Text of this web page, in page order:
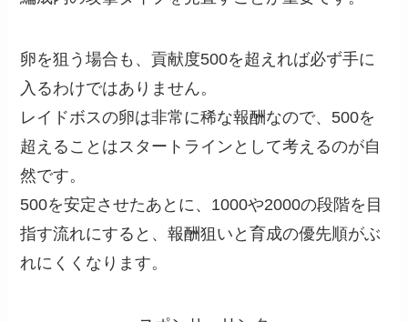
卵を狙う場合も、貢献度500を超えれば必ず手に
入るわけではありません。
レイドボスの卵は非常に稀な報酬なので、500を
超えることはスタートラインとして考えるのが自
然です。
500を安定させたあとに、1000や2000の段階を目
指す流れにすると、報酬狙いと育成の優先順がぶ
れにくくなります。